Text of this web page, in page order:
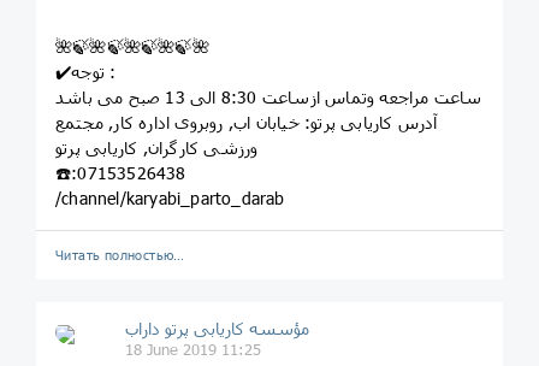
🌺🍃🌺🍃🌺🍃🌺🍃🌺
✔️توجه :
ساعت مراجعه وتماس ازساعت 8:30 الی 13 صبح می باشد
آدرس کاریابی پرتو: خيابان اب, روبروى اداره کار, مجتمع
ورزشى کارگران, کاريابى پرتو
☎️:07153526438
/channel/karyabi_parto_darab
Читать полностью…
مؤسسه کاريابى پرتو داراب
18 June 2019 11:25